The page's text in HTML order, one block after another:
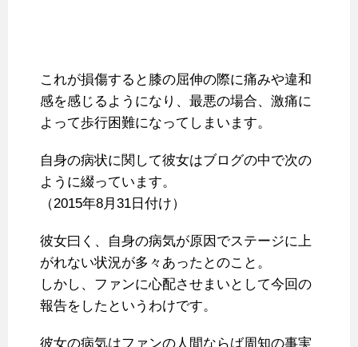
これが損傷すると膝の屈伸の際に痛みや違和
感を感じるようになり、最悪の場合、激痛に
よって歩行困難になってしまいます。
自身の病状に関して彼女はブログの中で次の
ように綴っています。
（2015年8月31日付け）
彼女曰く、自身の病気が原因でステージに上
がれない状況が多々あったとのこと。
しかし、ファンに心配させまいとして今回の
報告をしたというわけです。
彼女の病気はファンの人間ならば周知の事実